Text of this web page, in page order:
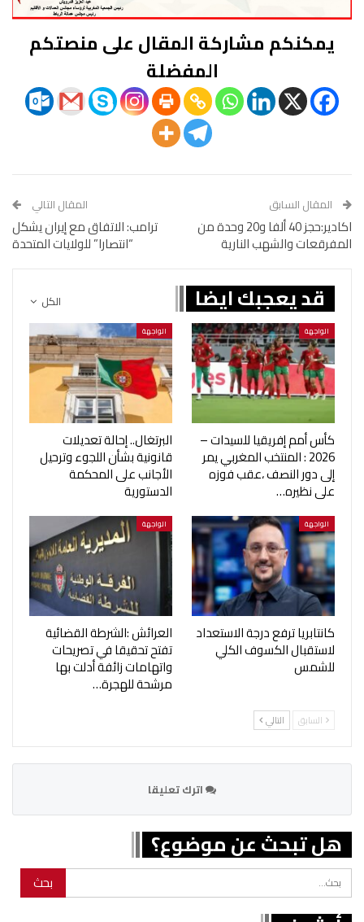
يمكنكم مشاركة المقال على منصتكم
المفضلة
المقال السابق
اكادير:حجز 40 ألفا و20 وحدة من
المفرقعات والشهب النارية
المقال التالي
ترامب: الاتفاق مع إيران يشكل
“انتصارا” للولايات المتحدة
الكل قد يعجبك ايضا
الواجهة
كأس أمم إفريقيا للسيدات –
2026 : المنتخب المغربي يمر
إلى دور النصف ،عقب فوزه
على نظيره…
الواجهة
البرتغال.. إحالة تعديلات
قانونية بشأن اللجوء وترحيل
الأجانب على المحكمة
الدستورية
الواجهة
كانتابريا ترفع درجة الاستعداد
لاستقبال الكسوف الكلي
للشمس
الواجهة
العرائش :الشرطة القضائية
تفتح تحقيقا في تصريحات
واتهامات زائفة أدلت بها
مرشحة للهجرة…
السابق التالي
اترك تعليقا
هل تبحث عن موضوع؟